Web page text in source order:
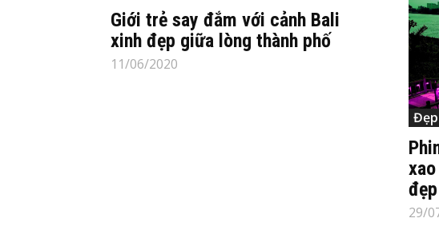
Giới trẻ say đắm với cảnh Bali
xinh đẹp giữa lòng thành phố
11/06/2020
đẹp
29/